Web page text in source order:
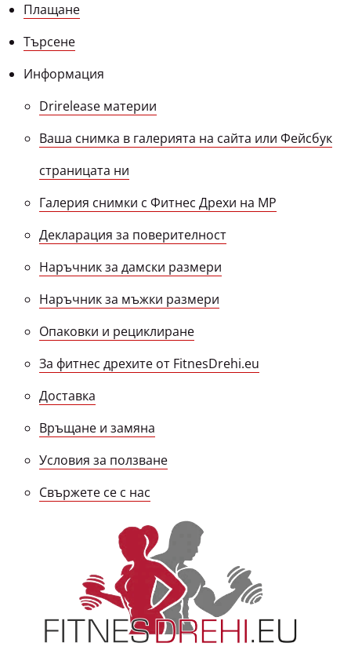
Плащане
Търсене
Информация
Drirelease материи
Ваша снимка в галерията на сайта или Фейсбук
страницата ни
Галерия снимки с Фитнес Дрехи на MP
Декларация за поверителност
Наръчник за дамски размери
Наръчник за мъжки размери
Опаковки и рециклиране
За фитнес дрехите от FitnesDrehi.eu
Доставка
Връщане и замяна
Условия за ползване
Свържете се с нас